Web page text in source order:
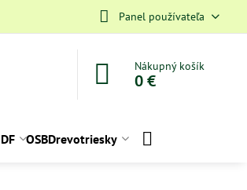
Panel používateľa
Nákupný košík
0 €
OSBDrevotriesky